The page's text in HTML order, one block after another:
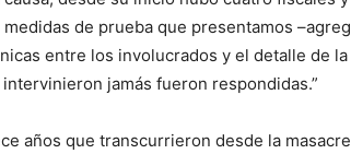
medidas de prueba que presentamos
entre los involucrados y el detalle de
jamás fueron respondidas.”
años que transcurrieron desde la